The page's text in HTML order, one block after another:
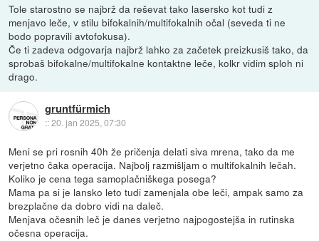
Tole starostno se najbrž da reševat tako lasersko kot tudi z
menjavo leče, v stilu bifokalnih/multifokalnih očal (seveda ti ne
bodo popravili avtofokusa).
Če ti zadeva odgovarja najbrž lahko za začetek preizkusiš tako, da
sprobaš bifokalne/multifokalne kontaktne leče, kolkr vidim sploh ni
drago.
gruntfürmich
::20. jan 2025, 07:30
Meni se pri rosnih 40h že pričenja delati siva mrena, tako da me
verjetno čaka operacija. Najbolj razmišljam o multifokalnih lečah.
Koliko je cena tega samoplačniškega posega?
Mama pa si je lansko leto tudi zamenjala obe leči, ampak samo za
brezplačne da dobro vidi na daleč.
Menjava očesnih leč je danes verjetno najpogostejša in rutinska
očesna operacija.